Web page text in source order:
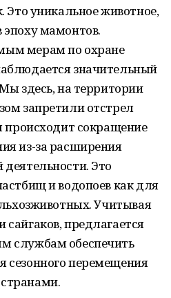
Это уникальное животное,
эпоху мамонтов.
мерам по охране
значительный
здесь, на территории
запретили отстрел
происходит сокращение
из-за расширения
деятельности. Это
и водопоев как для
Учитывая
предлагается
службам обеспечить
сезонного перемещения